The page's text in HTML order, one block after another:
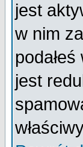
jest
w nim
jest